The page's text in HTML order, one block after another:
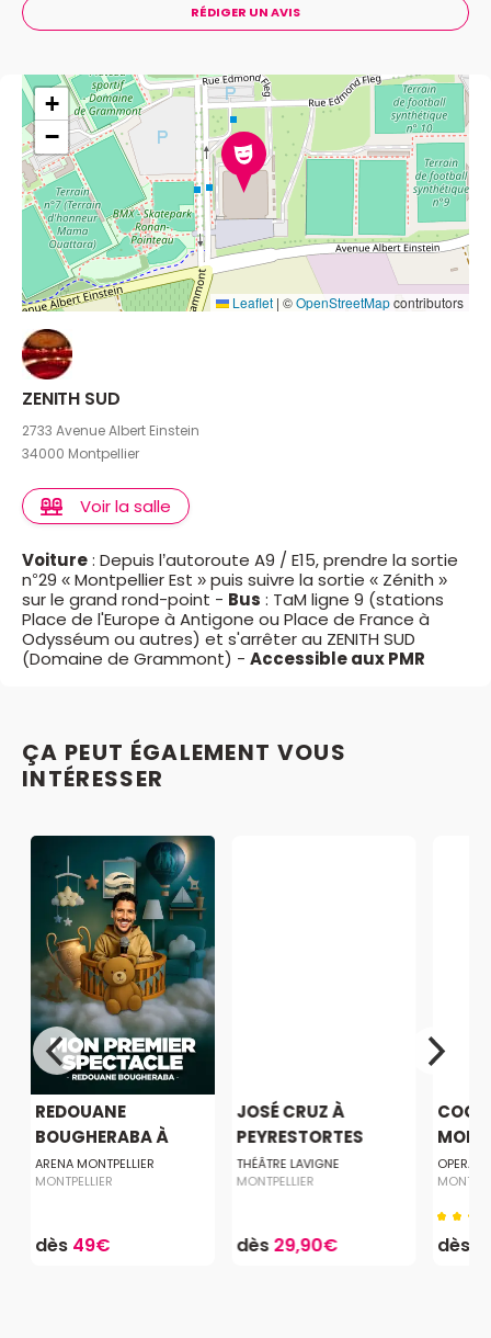
RÉDIGER UN AVIS
+
−
Leaflet | ©OpenStreetMapcontributors
ZENITH SUD
2733 Avenue Albert Einstein
34000 Montpellier
Voir la salle
Voiture: Depuis l’autoroute A9 / E15, prendre la sortie
n°29 « Montpellier Est » puis suivre la sortie « Zénith »
sur le grand rond-point - Bus : TaM ligne 9 (stations
Place de l'Europe à Antigone ou Place de France à
Odysséum ou autres) et s'arrêter au ZENITH SUD
(Domaine de Grammont) - Accessible aux PMR
ÇA PEUT ÉGALEMENT VOUS
INTÉRESSER
REDOUANE
BOUGHERABA À
MONTPEL...
ARENA MONTPELLIER
MONTPELLIER
dès 49€
JOSÉ CRUZ À
PEYRESTORTES
THÉÂTRE LAVIGNE
MONTPELLIER
dès29,90€
OPERA
dès